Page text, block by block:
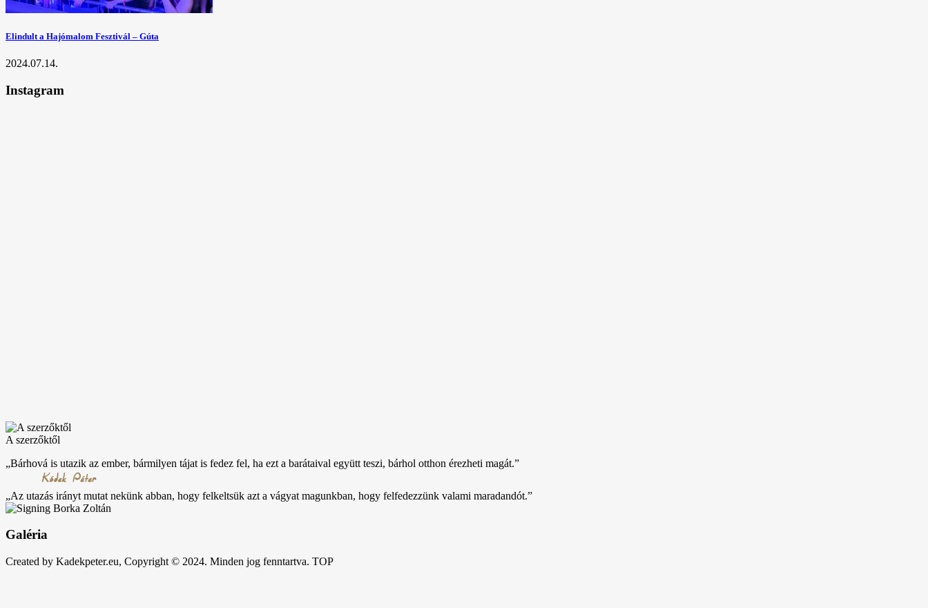
Elindult a Hajómalom Fesztivál – Gúta
2024.07.14.
Instagram
A szerzőktől
„Bárhová is utazik az ember, bármilyen tájat is fedez fel, ha ezt a barátaival együtt teszi, bárhol otthon érezheti magát.”
„Az utazás irányt mutat nekünk abban, hogy felkeltsük azt a vágyat magunkban, hogy felfedezzünk valami maradandót.”
Galéria
Created by Kadekpeter.eu, Copyright © 2024. Minden jog fenntartva. TOP